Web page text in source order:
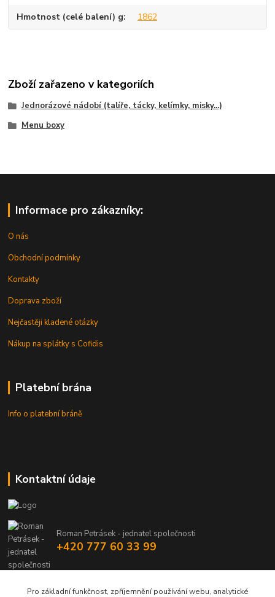
Hmotnost (celé balení) g 1862
Zboží zařazeno v kategoriích
Jednorázové nádobí (talíře, tácky, kelímky, misky...)
Menu boxy
Informace pro zákazníky:
O nás
Obchodní podmínky
Kontakty
Doprava zboží
Nejčastěji kladené otázky
Nákup na splátky s Cofidis
Platební brána
Info o platební bráně
Kontaktní údaje
Roman Petrásek - jednatel společnosti
+420 777 60 33 99
Pro základní funkčnost, zpříjemnění používání webu, analytické